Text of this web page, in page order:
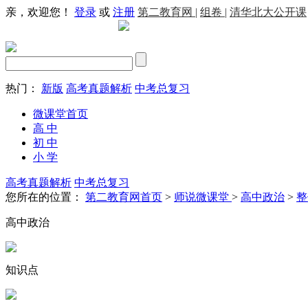
亲，欢迎您！ 登录 或 注册 第二教育网 | 组卷 | 清华北大公开课
热门： 新版 高考真题解析 中考总复习
微课堂首页
高 中
初 中
小 学
高考真题解析 中考总复习
您所在的位置： 第二教育网首页 > 师说微课堂 > 高中政治 >
高中政治
知识点